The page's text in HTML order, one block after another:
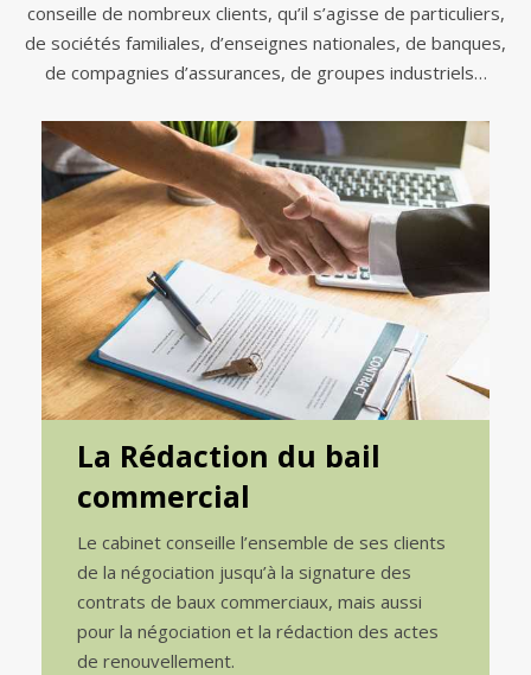
conseille de nombreux clients, qu’il s’agisse de particuliers,
de sociétés familiales, d’enseignes nationales, de banques,
de compagnies d’assurances, de groupes industriels…
La Rédaction du bail
commercial
Le cabinet conseille l’ensemble de ses clients
de la négociation jusqu’à la signature des
contrats de baux commerciaux, mais aussi
pour la négociation et la rédaction des actes
de renouvellement.